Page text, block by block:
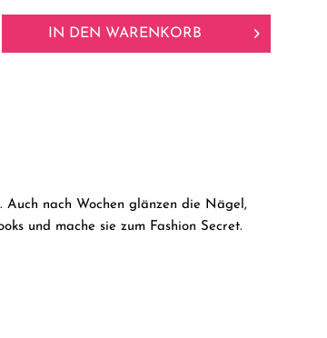
IN DEN WARENKORB
nach Wochen glänzen die Nägel,
und mache sie zum Fashion Secret.